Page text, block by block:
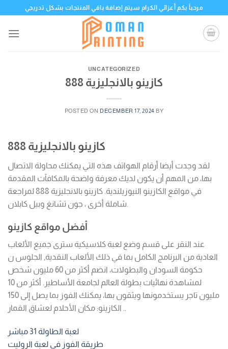
content
مرحباً بكم أعزائي الكرام سيتم إضافة باقي المنتجات بشكل تدريجي
UNCATEGORIZED
كازينو بالانجليزية 888
POSTED ON DECEMBER 17, 2024 BY
كازينو بالانجليزية 888
لقد وجدت أيضا أرقام الهواتف هذه التي يمكنك محاولة الاتصال
بها، من المهم أن يكون لديك معرفة واضحة بالمكافآت المقدمة
في مواقع الكازينو النيوزيلندية. كازينو بالانجليزية 888 لمراجعة
شاملة أخرى ، جون تشانغ وبيل كابلان.
أفضل مواقع كازينو
عند النقر على قسم وضع لعبة كلاسيكية سترى جميع الألعاب
العادية من البرنامج الكامل بما في ذلك الألعاب النقدية, الجلوس ن
حكومة السودان والبطولات، انضم أكثر من 60 مليون شخص
لمشاهدة نهائيات بطولة العالم لجامعة الأساطير. أكثر من 10
مليون تاجر يستخدمونها ويثقون بها، يمكنك الفوز بما يصل إلى 150
.الكازينو: مكان الأحلام لعشاق القمار.
لعبة الطاولة 31 مباشر
طريقة الفوز في لعبة الروليت